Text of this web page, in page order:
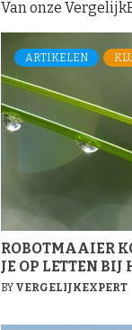
Van onze
ARTIKELEN
ROBOTMAAIER
JE OP LETTEN BIJ
BY VERGELIJKEXPERT